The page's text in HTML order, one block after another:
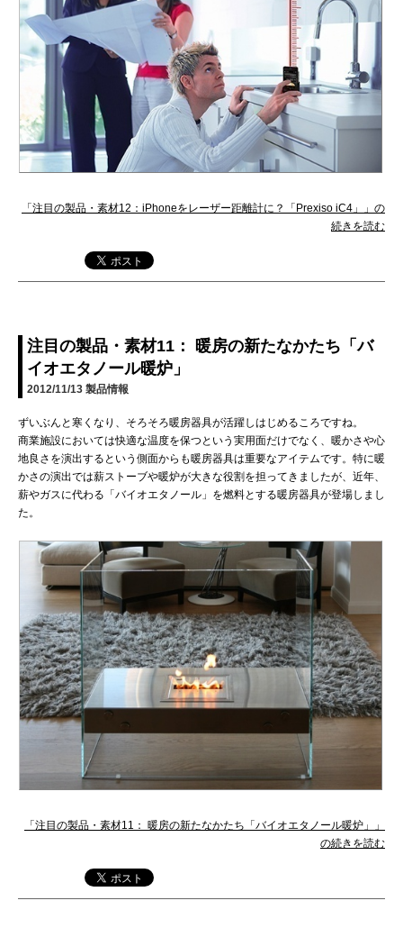
「注目の製品・素材12：iPhoneをレーザー距離計に？「Prexiso iC4」」の
続きを読む
注目の製品・素材11： 暖房の新たなかたち「バ
イオエタノール暖炉」
2012/11/13 製品情報
ずいぶんと寒くなり、そろそろ暖房器具が活躍しはじめるころですね。
商業施設においては快適な温度を保つという実用面だけでなく、暖かさや心
地良さを演出するという側面からも暖房器具は重要なアイテムです。特に暖
かさの演出では薪ストーブや暖炉が大きな役割を担ってきましたが、近年、
薪やガスに代わる「バイオエタノール」を燃料とする暖房器具が登場しまし
た。
「注目の製品・素材11： 暖房の新たなかたち「バイオエタノール暖炉」」
の続きを読む